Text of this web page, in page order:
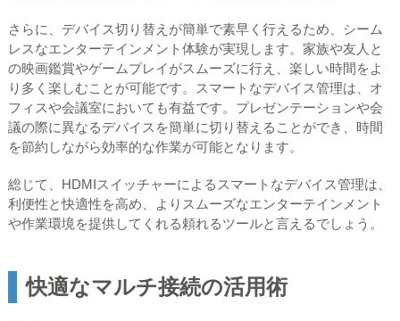
さらに、デバイス切り替えが簡単で素早く行えるため、シーム
レスなエンターテインメント体験が実現します。家族や友人と
の映画鑑賞やゲームプレイがスムーズに行え、楽しい時間をよ
り多く楽しむことが可能です。スマートなデバイス管理は、オ
フィスや会議室においても有益です。プレゼンテーションや会
議の際に異なるデバイスを簡単に切り替えることができ、時間
を節約しながら効率的な作業が可能となります。
総じて、HDMIスイッチャーによるスマートなデバイス管理は、
利便性と快適性を高め、よりスムーズなエンターテインメント
や作業環境を提供してくれる頼れるツールと言えるでしょう。
快適なマルチ接続の活用術